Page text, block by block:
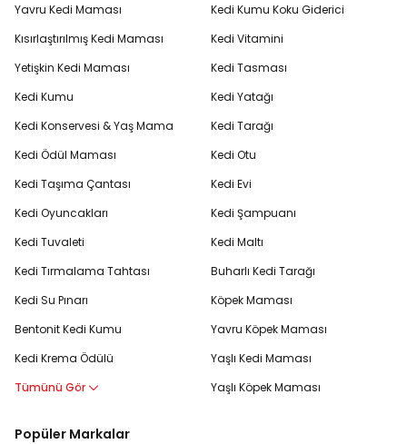
Yavru Kedi Maması
Kısırlaştırılmış Kedi Maması
Yetişkin Kedi Maması
Kedi Kumu
Kedi Konservesi & Yaş Mama
Kedi Ödül Maması
Kedi Taşıma Çantası
Kedi Oyuncakları
Kedi Tuvaleti
Kedi Tırmalama Tahtası
Kedi Su Pınarı
Bentonit Kedi Kumu
Kedi Krema Ödülü
Tümünü Gör
Kedi Kumu Koku Giderici
Kedi Vitamini
Kedi Tasması
Kedi Yatağı
Kedi Tarağı
Kedi Otu
Kedi Evi
Kedi Şampuanı
Kedi Maltı
Buharlı Kedi Tarağı
Köpek Maması
Yavru Köpek Maması
Yaşlı Kedi Maması
Yaşlı Köpek Maması
Popüler Markalar